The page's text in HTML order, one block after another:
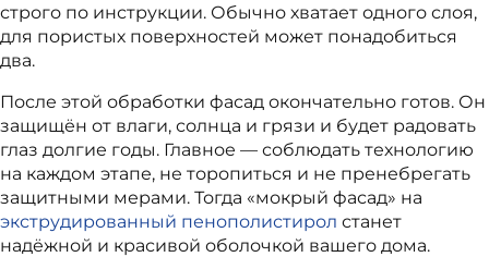
строго по инструкции. Обычно хватает одного слоя,
для пористых поверхностей может понадобиться
два.
После этой обработки фасад окончательно готов. Он
защищён от влаги, солнца и грязи и будет радовать
глаз долгие годы. Главное — соблюдать технологию
на каждом этапе, не торопиться и не пренебрегать
защитными мерами. Тогда «мокрый фасад» на
экструдированный пенополистирол станет
надёжной и красивой оболочкой вашего дома.